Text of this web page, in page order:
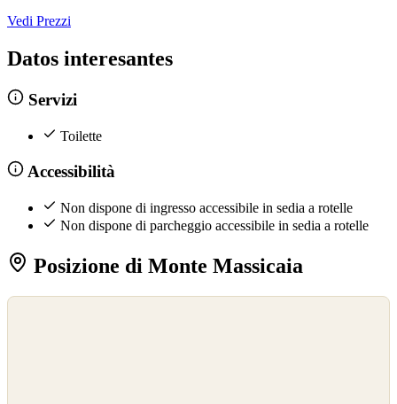
Vedi Prezzi
Datos interesantes
Servizi
Toilette
Accessibilità
Non dispone di ingresso accessibile in sedia a rotelle
Non dispone di parcheggio accessibile in sedia a rotelle
Posizione di Monte Massicaia